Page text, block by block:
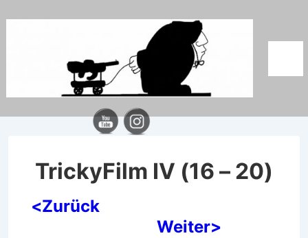
TrickyFilm IV (16 – 20)
<Zurück
Weiter>